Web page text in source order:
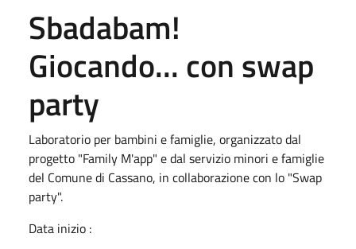
Sbadabam!
Giocando... con swap
party
Laboratorio per bambini e famiglie, organizzato dal
progetto "Family M'app" e dal servizio minori e famiglie
del Comune di Cassano, in collaborazione con lo "Swap
party".
Data inizio :